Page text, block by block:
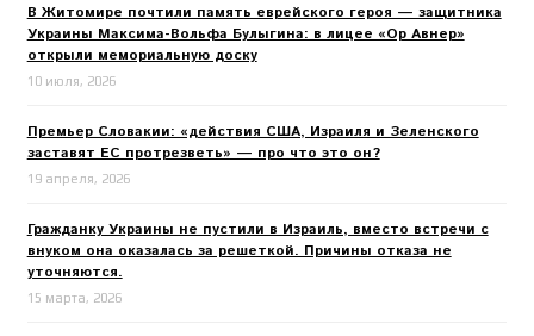
В Житомире почтили память еврейского героя — защитника
Украины Максима-Вольфа Булыгина: в лицее «Ор Авнер»
открыли мемориальную доску
10 июля, 2026
Премьер Словакии: «действия США, Израиля и Зеленского
заставят ЕС протрезветь» — про что это он?
19 апреля, 2026
Гражданку Украины не пустили в Израиль, вместо встречи с
внуком она оказалась за решеткой. Причины отказа не
уточняются.
15 марта, 2026